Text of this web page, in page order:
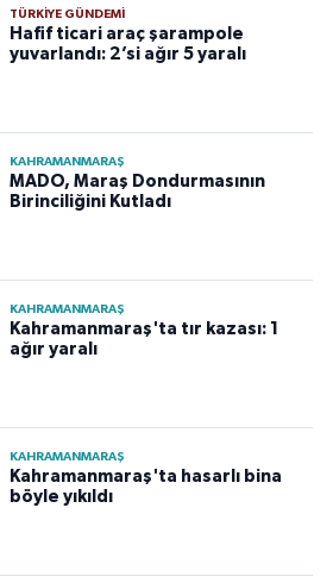
TÜRKIYE GÜNDEMI
Hafif ticari araç şarampole
yuvarlandı: 2’si ağır 5 yaralı
KAHRAMANMARAŞ
MADO, Maraş Dondurmasının
Birinciliğini Kutladı
KAHRAMANMARAŞ
Kahramanmaraş'ta tır kazası: 1
ağır yaralı
KAHRAMANMARAŞ
Kahramanmaraş'ta hasarlı bina
böyle yıkıldı